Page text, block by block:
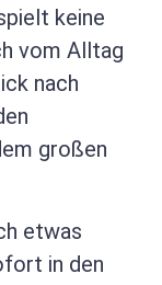
keine
vom Alltag
nach
großen
etwas
in den